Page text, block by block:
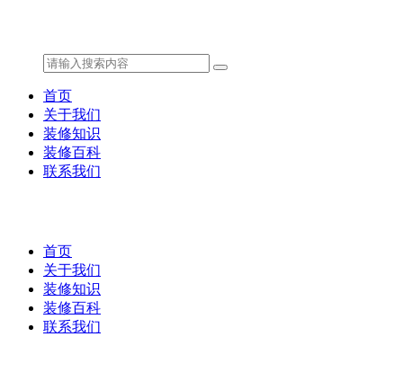
首页
关于我们
装修知识
装修百科
联系我们
首页
关于我们
装修知识
装修百科
联系我们